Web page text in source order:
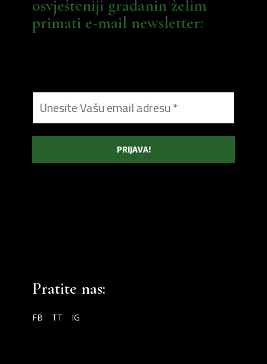
osvješteniji građanin želim
primati e-mail newsletter:
Pratite nas:
FB TT IG